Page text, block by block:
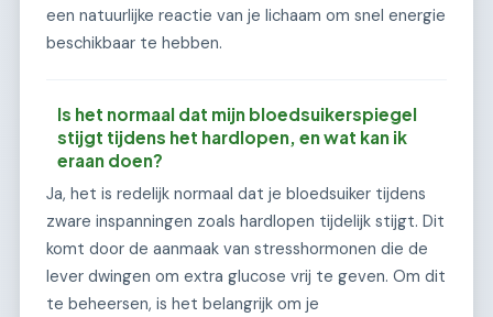
een natuurlijke reactie van je lichaam om snel energie
beschikbaar te hebben.
Is het normaal dat mijn bloedsuikerspiegel
stijgt tijdens het hardlopen, en wat kan ik
eraan doen?
Ja, het is redelijk normaal dat je bloedsuiker tijdens
zware inspanningen zoals hardlopen tijdelijk stijgt. Dit
komt door de aanmaak van stresshormonen die de
lever dwingen om extra glucose vrij te geven. Om dit
te beheersen, is het belangrijk om je